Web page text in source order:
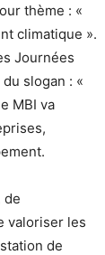
thème : «
climatique ».
Journées
slogan : «
MBI va
de
valoriser les
de